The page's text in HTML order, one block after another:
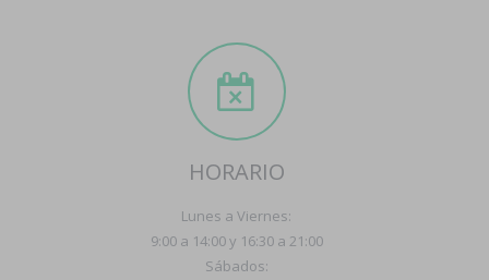
HORARIO
Lunes a Viernes:
9:00 a 14:00 y 16:30 a 21:00
Sábados: